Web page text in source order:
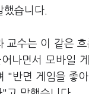
습니다.
교수는 이 같은
나면서 모바일
"반면 게임을 좋